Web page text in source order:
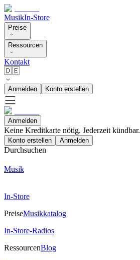
MusikIn-Store
Preise
Ressourcen
Kontakt
🇩🇪
Anmelden Konto erstellen
Anmelden
Keine Kreditkarte nötig. Jederzeit kündbar.
Konto erstellen Anmelden
Durchsuchen
Musik
In-Store
PreiseMusikkatalog
In-Store-Radios
RessourcenBlog